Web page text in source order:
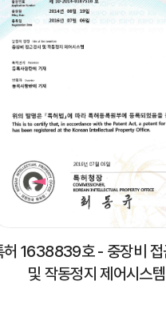
허 1638839호 - 중장비 접
및 작동정지 제어시스템